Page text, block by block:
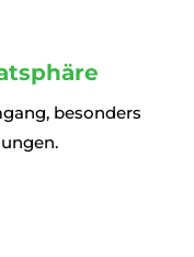
besonders